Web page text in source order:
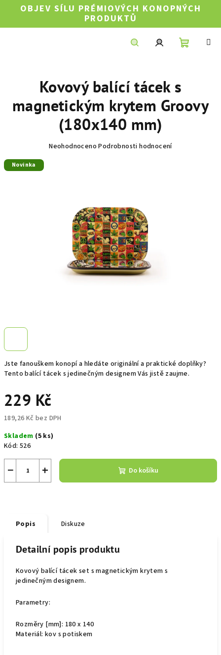
OBJEV SÍLU PRÉMIOVÝCH KONOPNÝCH
PRODUKTŮ
Jste fanouškem konopí a hledáte originální a praktické doplňky?
Tento balící tácek s jedinečným designem Vás jistě zaujme.
229 Kč
189,26 Kč bez DPH
cena:
Skladem (5 ks)
Kód: 526
+
− Do košíku
Kovový balící tácek s
magnetickým krytem Groovy
(180x140 mm)
Průměrné
hvězdiček.
Neohodnoceno Podrobnosti hodnocení
Novinka
Popis Diskuze
Detailní popis produktu
Kovový balící tácek set s magnetickým krytem s
jedinečným designem.
Parametry:
Rozměry [mm]: 180 x 140
Materiál: kov s potiskem